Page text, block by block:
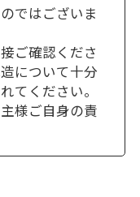
ではございま
ご確認くださ
について十分
てください。
様ご自身の責